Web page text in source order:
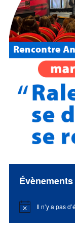
Notice Il n’y a pas